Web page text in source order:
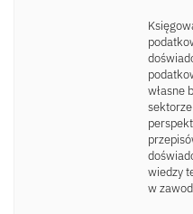
własne
wiedzy
w